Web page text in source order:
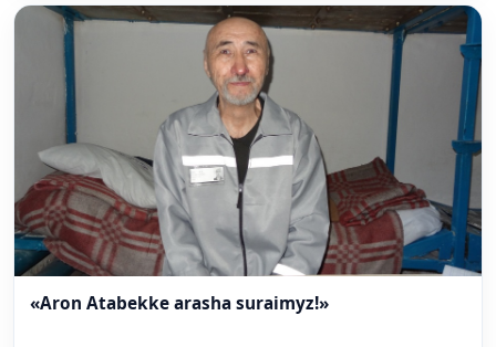
«Aron Atabekke arasha suraimyz!»